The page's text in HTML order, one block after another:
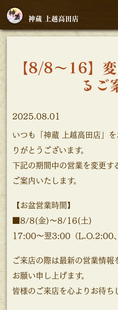
神蔵 上越⾼⽥店
【8/8～16】
るご
2025.08.01
いつも「神蔵 上越⾼⽥店」
りがとうございます。
下記の期間中の営業を変更す
ご案内いたします。
【お盆営業時間】
■8/8(金)～8/16(土)
17:00～翌3:00（L.O.2:00
ご来店の際は最新の営業情報
お願い申し上げます。
皆様のご来店を心よりお待ち